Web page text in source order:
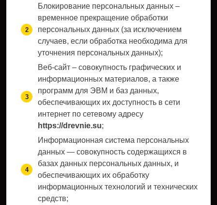
Блокирование персональных данных –
временное прекращение обработки
персональных данных (за исключением
случаев, если обработка необходима для
уточнения персональных данных);
Веб-сайт – совокупность графических и
информационных материалов, а также
программ для ЭВМ и баз данных,
обеспечивающих их доступность в сети
интернет по сетевому адресу
https://drevnie.su;
Информационная система персональных
данных — совокупность содержащихся в
базах данных персональных данных, и
обеспечивающих их обработку
информационных технологий и технических
средств;